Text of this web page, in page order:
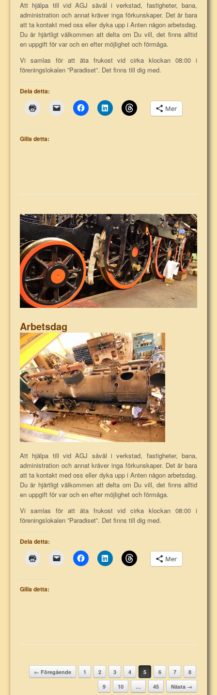
Att hjälpa till vid AGJ såväl i verkstad, fastigheter, bana,
administration och annat kräver inga förkunskaper. Det är bara
att ta kontakt med oss eller dyka upp i Anten någon arbetsdag.
Du är hjärtligt välkommen att delta om Du vill, det finns alltid
en uppgift för var och en efter möjlighet och förmåga.
Vi samlas för att äta frukost vid cirka klockan 08:00 i
föreningslokalen ”Paradiset”. Det finns till dig med.
Dela detta:
Mer
Gilla detta:
Arbetsdag
Att hjälpa till vid AGJ såväl i verkstad, fastigheter, bana,
administration och annat kräver inga förkunskaper. Det är bara
att ta kontakt med oss eller dyka upp i Anten någon arbetsdag.
Du är hjärtligt välkommen att delta om Du vill, det finns alltid
en uppgift för var och en efter möjlighet och förmåga.
Vi samlas för att äta frukost vid cirka klockan 08:00 i
föreningslokalen ”Paradiset”. Det finns till dig med.
Dela detta:
Mer
Gilla detta:
Post navigation
← Föregående 1 2 3 4 5 6 7
8
9
10 … 45 Nästa →